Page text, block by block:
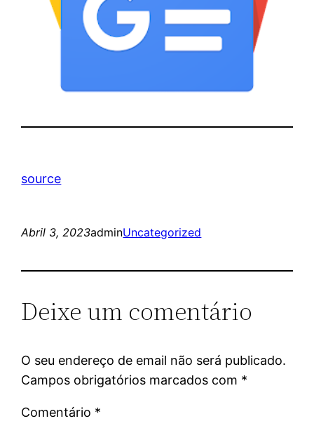
source
Abril 3, 2023adminUncategorized
Deixe um comentário
O seu endereço de email não será publicado.
Campos obrigatórios marcados com *
Comentário *